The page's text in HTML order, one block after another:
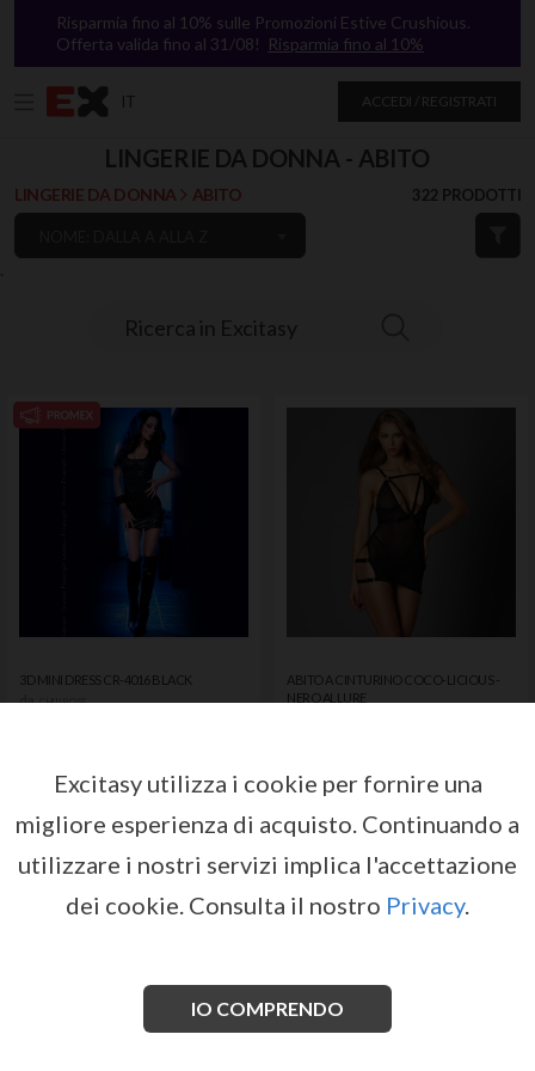
`
Risparmia fino al 10% sulle Promozioni Estive Crushious.
Offerta valida fino al 31/08! Risparmia fino al 10%
IT ACCEDI / REGISTRATI
Ricerca in Excitasy
LINGERIE DA DONNA - ABITO
LINGERIE DA DONNA ABITO 322 PRODOTTI
3D MINI DRESS CR-4016 BLACK
da CHILIROSE
di vendita
ABITO A CINTURINO COCO-LICIOUS -
NERO ALLURE
di vendita
Excitasy utilizza i cookie per fornire una
migliore esperienza di acquisto. Continuando a
utilizzare i nostri servizi implica l'accettazione
dei cookie. Consulta il nostro Privacy.
IO COMPRENDO